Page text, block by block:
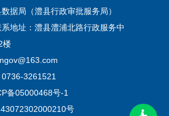
据局（澧县行政审批服务局）
地址：澧县澧浦北路行政服务中
楼
3261521
备05000468号-1
号